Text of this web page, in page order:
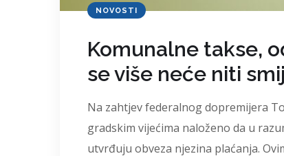
NOVOSTI
Komunalne takse,
se više neće niti
Na zahtjev federalnog dopremijera
gradskim vijećima naloženo da u
utvrđuju obveza njezina plaćanja.